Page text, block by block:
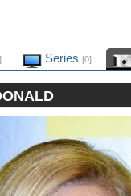
Series [0]